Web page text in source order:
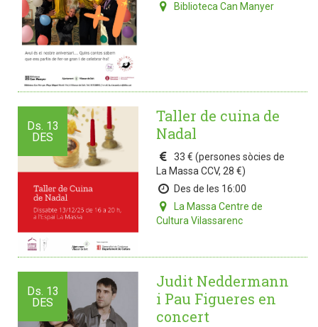
Biblioteca Can Manyer
Ds. 13
DES
Taller de cuina de
Nadal
33 € (persones sòcies de
La Massa CCV, 28 €)
Des de les 16:00
La Massa Centre de
Cultura Vilassarenc
Ds. 13
DES
Judit Neddermann
i Pau Figueres en
concert